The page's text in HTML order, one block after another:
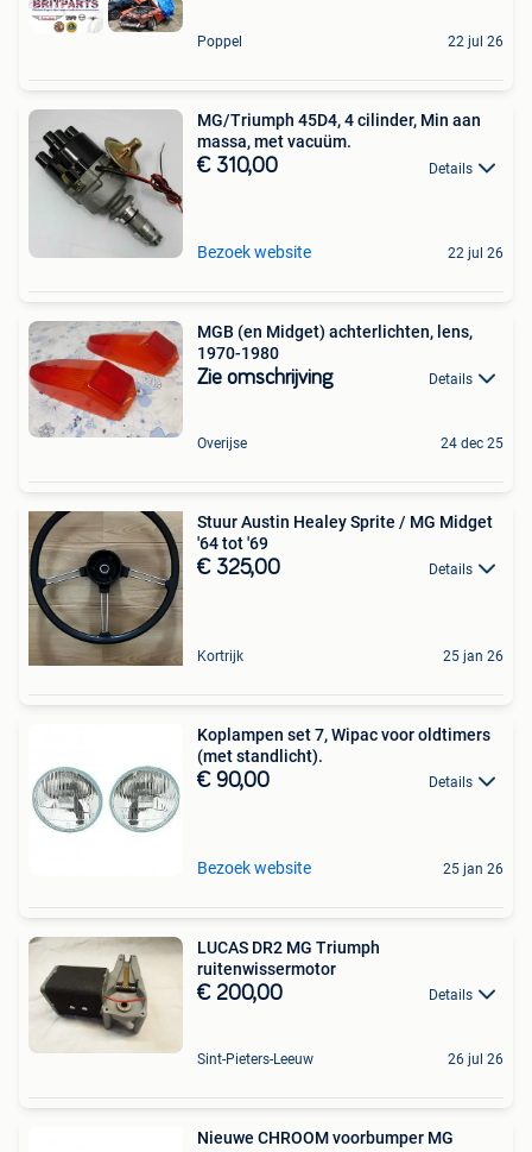
Poppel 22 jul 26
MG/Triumph 45D4, 4 cilinder, Min aan
massa, met vacuüm.
€ 310,00 Details
Bezoek website 22 jul 26
MGB (en Midget) achterlichten, lens,
1970-1980
Zie omschrijving Details
Overijse 24 dec 25
Stuur Austin Healey Sprite / MG Midget
'64 tot '69
€ 325,00 Details
Kortrijk 25 jan 26
Koplampen set 7, Wipac voor oldtimers
(met standlicht).
€ 90,00 Details
Bezoek website 25 jan 26
LUCAS DR2 MG Triumph
ruitenwissermotor
€ 200,00 Details
Sint-Pieters-Leeuw 26 jul 26
Nieuwe CHROOM voorbumper MG